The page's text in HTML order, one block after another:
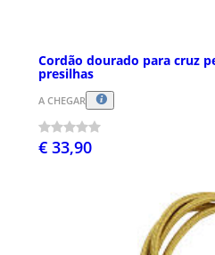
Cordão dourado para cruz
presilhas
A CHEGAR
€ 33,90